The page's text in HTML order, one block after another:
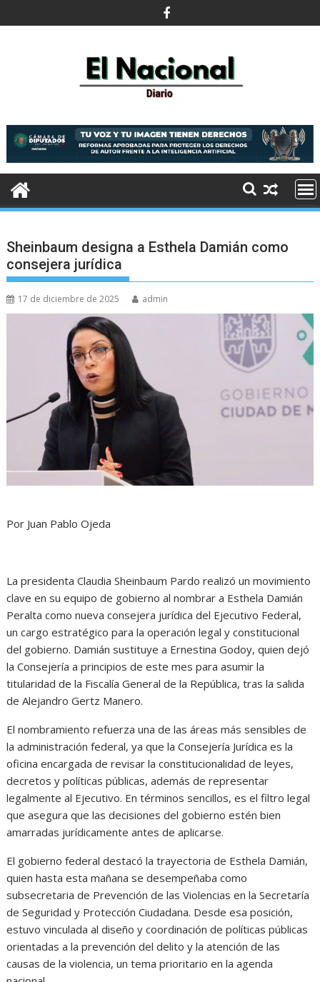
al
Sheinbaum designa a Esthela Damián como
consejera jurídica
17 de diciembre de 2025 admin
Por Juan Pablo Ojeda
La presidenta Claudia Sheinbaum Pardo realizó un movimiento
clave en su equipo de gobierno al nombrar a Esthela Damián
Peralta como nueva consejera jurídica del Ejecutivo Federal,
un cargo estratégico para la operación legal y constitucional
del gobierno. Damián sustituye a Ernestina Godoy, quien dejó
la Consejería a principios de este mes para asumir la
titularidad de la Fiscalía General de la República, tras la salida
de Alejandro Gertz Manero.
El nombramiento refuerza una de las áreas más sensibles de
la administración federal, ya que la Consejería Jurídica es la
oficina encargada de revisar la constitucionalidad de leyes,
decretos y políticas públicas, además de representar
legalmente al Ejecutivo. En términos sencillos, es el filtro legal
que asegura que las decisiones del gobierno estén bien
amarradas jurídicamente antes de aplicarse.
El gobierno federal destacó la trayectoria de Esthela Damián,
quien hasta esta mañana se desempeñaba como
subsecretaria de Prevención de las Violencias en la Secretaría
de Seguridad y Protección Ciudadana. Desde esa posición,
estuvo vinculada al diseño y coordinación de políticas públicas
orientadas a la prevención del delito y la atención de las
causas de la violencia, un tema prioritario en la agenda